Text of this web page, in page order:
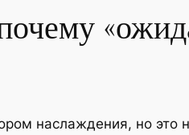
наслаждения, но это